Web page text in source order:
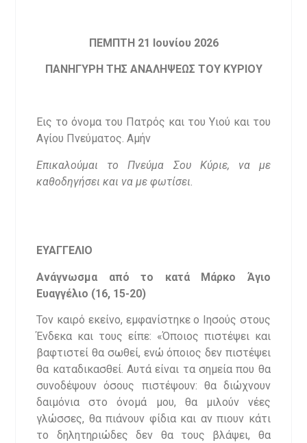
ΠΕΜΠΤΗ 21 Ιουνίου 2026
ΠΑΝΗΓΥΡΗ ΤΗΣ ΑΝΑΛΗΨΕΩΣ ΤΟΥ ΚΥΡΙΟΥ
Εις το όνομα του Πατρός και του Υιού και του
Αγίου Πνεύματος. Αμήν
Επικαλούμαι το Πνεύμα Σου Κύριε, να με
καθοδηγήσει και να με φωτίσει.
ΕΥΑΓΓΕΛΙΟ
Ανάγνωσμα από το κατά Μάρκο Άγιο
Ευαγγέλιο (16, 15-20)
Τον καιρό εκείνο, εμφανίστηκε ο Ιησούς στους
Ένδεκα και τους είπε: «Όποιος πιστέψει και
βαφτιστεί θα σωθεί, ενώ όποιος δεν πιστέψει
θα καταδικασθεί. Αυτά είναι τα σημεία που θα
συνοδέψουν όσους πιστέψουν: θα διώχνουν
δαιμόνια στο όνομά μου, θα μιλούν νέες
γλώσσες, θα πιάνουν φίδια και αν πιουν κάτι
το δηλητηριώδες δεν θα τους βλάψει, θα